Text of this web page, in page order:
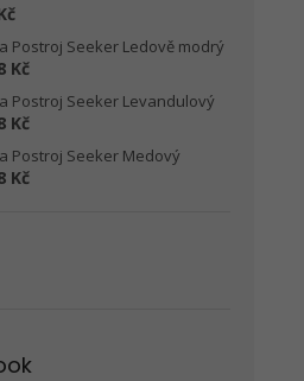
Postroj Seeker Ledově modrý
Kč
Postroj Seeker Levandulový
Kč
Postroj Seeker Medový
Kč